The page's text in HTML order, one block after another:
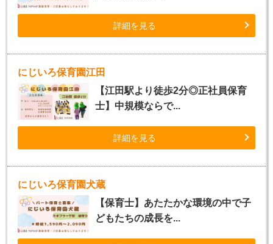
詳細を見る
にじいろ保育園江田
【江田駅より徒歩2分◎正社員保育
士】中規模ならで...
詳細を見る
にじいろ保育園犬蔵
【保育士】あたたかな環境の中で子
どもたちの成長を...